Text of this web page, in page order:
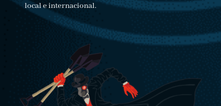
local e internacional.